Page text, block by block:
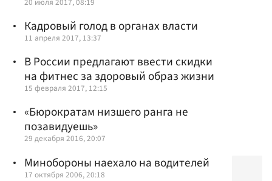
Кадровый голод в органах власти
11 апреля 2017, 13:37
В России предлагают ввести скидки
на фитнес за здоровый образ жизни
15 февраля 2017, 12:15
«Бюрократам низшего ранга не
позавидуешь»
29 декабря 2016, 20:07
Минобороны наехало на водителей
17 октября 2006, 20:18